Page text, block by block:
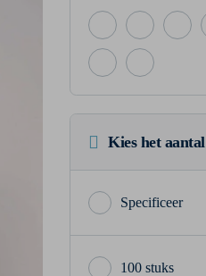
Kies het aantal
100 stuks